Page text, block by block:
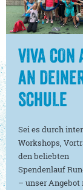
VIVA CON
AN
SCHULE
Sei es durch
Workshops,
den beliebten
Spendenlauf
– unser Angebot